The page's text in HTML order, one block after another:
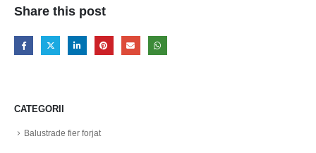
Share this post
CATEGORII
Balustrade fier forjat